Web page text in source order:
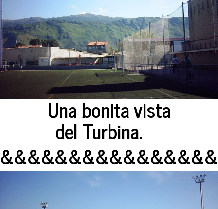
Una bonita vista
del Turbina.